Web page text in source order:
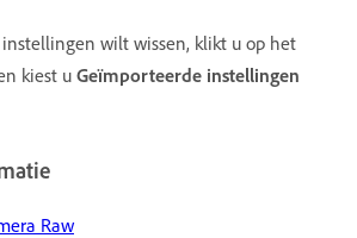
instellingen wilt wissen, klikt u op het
kiest u Geïmporteerde instellingen
Raw